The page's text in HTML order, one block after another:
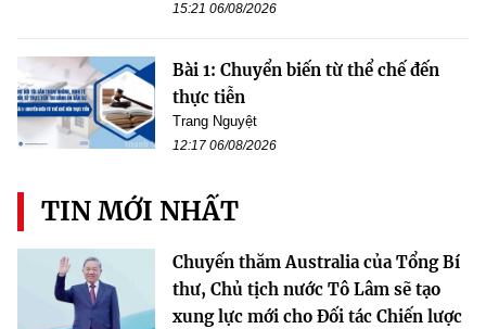
15:21 06/08/2026
Bài 1: Chuyển biến từ thể chế đến
thực tiễn
Trang Nguyệt
12:17 06/08/2026
TIN MỚI NHẤT
Chuyến thăm Australia của Tổng Bí
thư, Chủ tịch nước Tô Lâm sẽ tạo
xung lực mới cho Đối tác Chiến lược